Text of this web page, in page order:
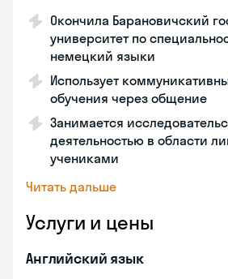
Окончила Барановичский
университет по
немецкий языки
Использует
обучения через общение
Занимается
деятельностью в области
учениками
Читать дальше
Услуги и цены
Английский язык